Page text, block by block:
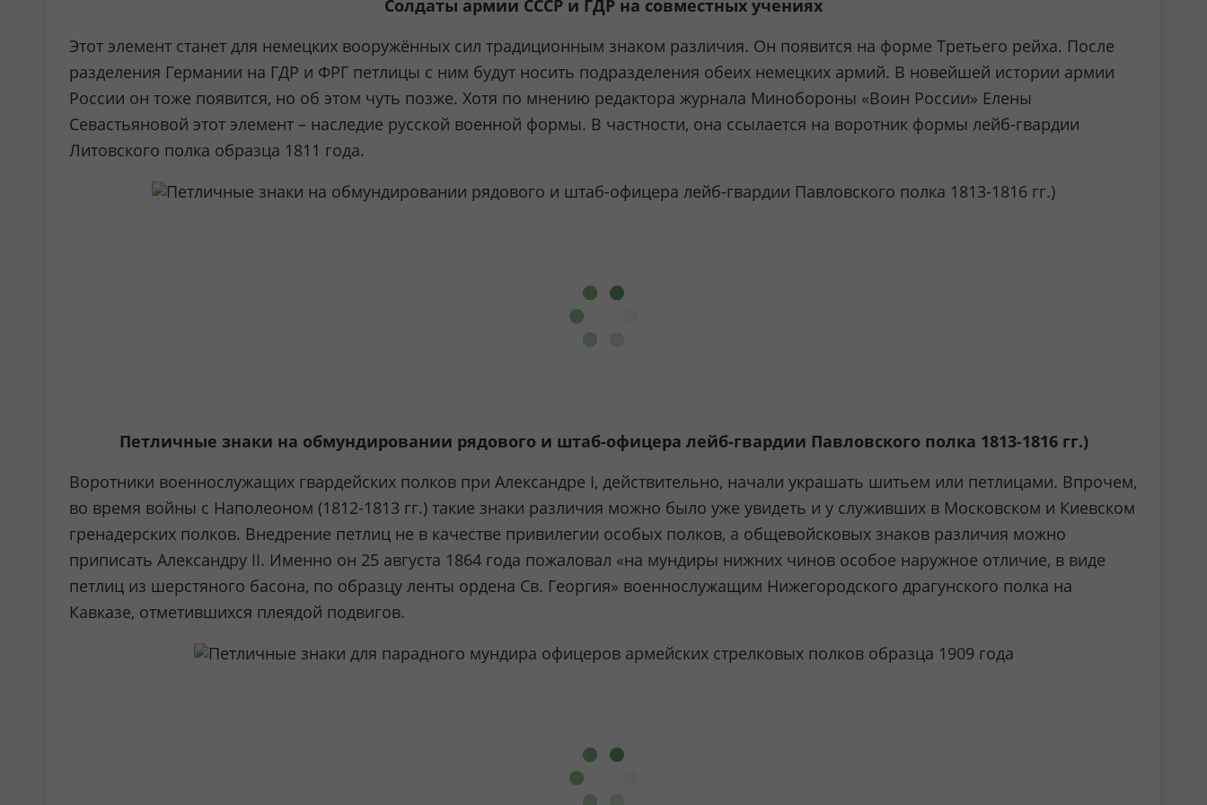
Солдаты армии СССР и ГДР на совместных учениях
Этот элемент станет для немецких вооружённых сил традиционным знаком различия. Он появится на форме Третьего рейха. После
разделения Германии на ГДР и ФРГ петлицы с ним будут носить подразделения обеих немецких армий. В новейшей истории армии
России он тоже появится, но об этом чуть позже. Хотя по мнению редактора журнала Минобороны «Воин России» Елены
Севастьяновой этот элемент – наследие русской военной формы. В частности, она ссылается на воротник формы лейб-гвардии
Литовского полка образца 1811 года.
Петличные знаки на обмундировании рядового и штаб-офицера лейб-гвардии Павловского полка 1813-1816 гг.)
Воротники военнослужащих гвардейских полков при Александре I, действительно, начали украшать шитьем или петлицами. Впрочем,
во время войны с Наполеоном (1812-1813 гг.) такие знаки различия можно было уже увидеть и у служивших в Московском и Киевском
гренадерских полков. Внедрение петлиц не в качестве привилегии особых полков, а общевойсковых знаков различия можно
приписать Александру II. Именно он 25 августа 1864 года пожаловал «на мундиры нижних чинов особое наружное отличие, в виде
петлиц из шерстяного басона, по образцу ленты ордена Св. Георгия» военнослужащим Нижегородского драгунского полка на
Кавказе, отметившихся плеядой подвигов.